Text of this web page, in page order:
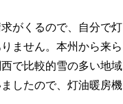
がくるので、自分で灯
ません。本州から来ら
で比較的雪の多い地域
したので、灯油暖房機